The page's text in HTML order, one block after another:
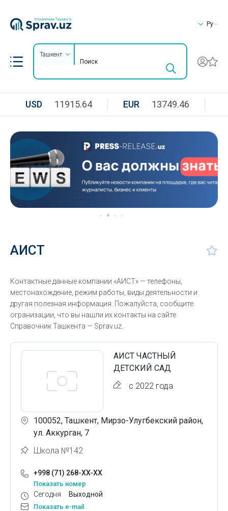
Ру
Ташкент
USD 11915.64 EUR 13749.46
АИСТ
Контактные данные компании «АИСТ» — телефоны,
местонахождение, режим работы, виды деятельности и
другая полезная информация. Пожалуйста, сообщите
огранизации, что вы нашли их контакты на сайте
Справочник Ташкента — Sprav.uz.
АИСТ ЧАСТНЫЙ
ДЕТСКИЙ САД
с 2022 года
100052, Ташкент, Мирзо-Улугбекский район,
ул. Аккурган, 7
Школа №142
+998 (71) 268-XX-XX
Показать номер
Сегодня Выходной
Показать e-mail